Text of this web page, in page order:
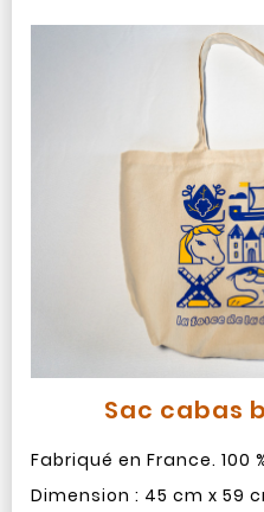
Sac cabas
Fabriqué en France. 100
Dimension : 45 cm x 59